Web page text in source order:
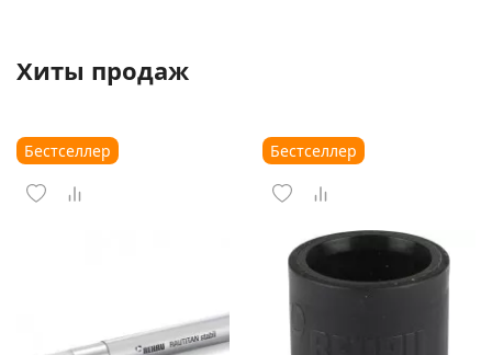
Хиты продаж
Бестселлер Бестселлер